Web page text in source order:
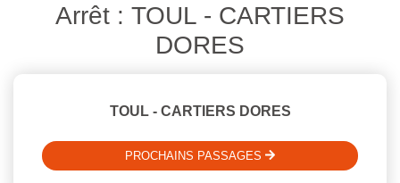
Arrêt : TOUL - CARTIERS
DORES
TOUL - CARTIERS DORES
PROCHAINS PASSAGES